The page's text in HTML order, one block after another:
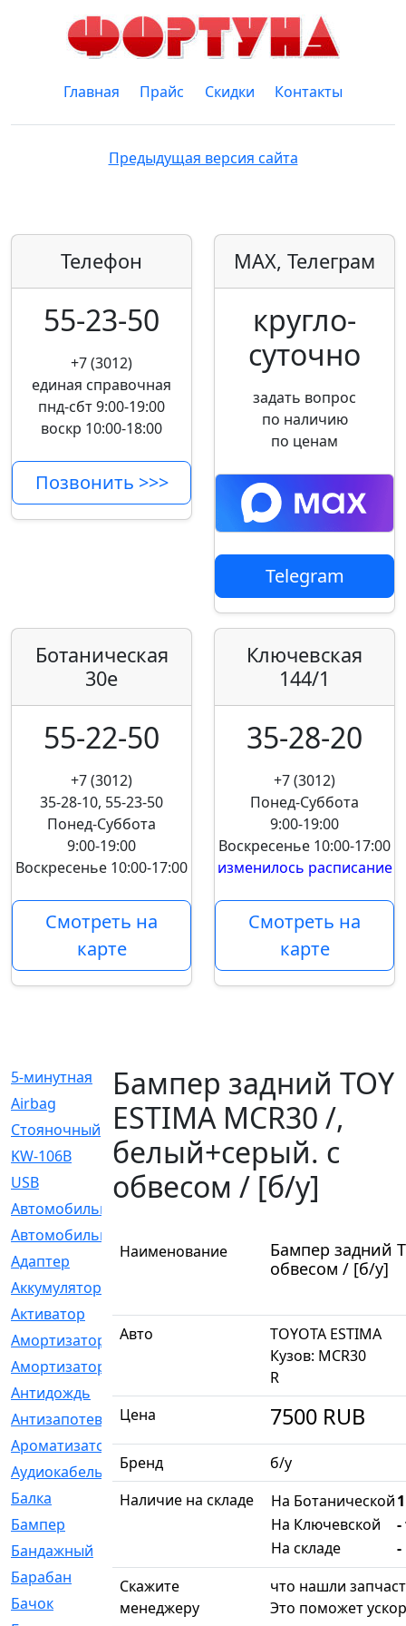
Главная Прайс Скидки Контакты
Предыдущая версия сайта
Телефон
55-23-50
+7 (3012)
единая справочная
пнд-сбт 9:00-19:00
воскр 10:00-18:00
Позвонить >>>
MAX, Телеграм
кругло­
суточно
задать вопрос
по наличию
по ценам
Telegram
Ботаническая
30е
55-22-50
+7 (3012)
35-28-10, 55-23-50
Понед-Суббота
9:00-19:00
Воскресенье 10:00-17:00
Смотреть на
карте
Ключевская
144/1
35-28-20
+7 (3012)
Понед-Суббота
9:00-19:00
Воскресенье 10:00-17:00
изменилось расписание
Смотреть на
карте
5-минутная
[1]
Airbag
[18]
Cтояночный
[1]
KW-106B
[0]
USB
[6]
Автомобильное
Автомобильный
Адаптер
[3]
Аккумулятор
Активатор
[1]
Амортизатор
Амортизаторы
Антидождь
[1]
Антизапотеватель
Ароматизатор
[35]
Аудиокабель
Балка
[58]
Бампер
Бандажный
Барабан
Бачок
[40]
Бампер задний TOY
ESTIMA MCR30 /,
белый+серый. с
обвесом / [б/у]
Наименование
Бампер задний
обвесом / [б/у]
Авто
TOYOTA ESTIMA
Кузов: MCR30
R
Цена
7500 RUB
Бренд
б/у
Наличие на складе
На Ботанической
На Ключевской
-
На складе
-
Скажите
менеджеру
что нашли
Это поможет